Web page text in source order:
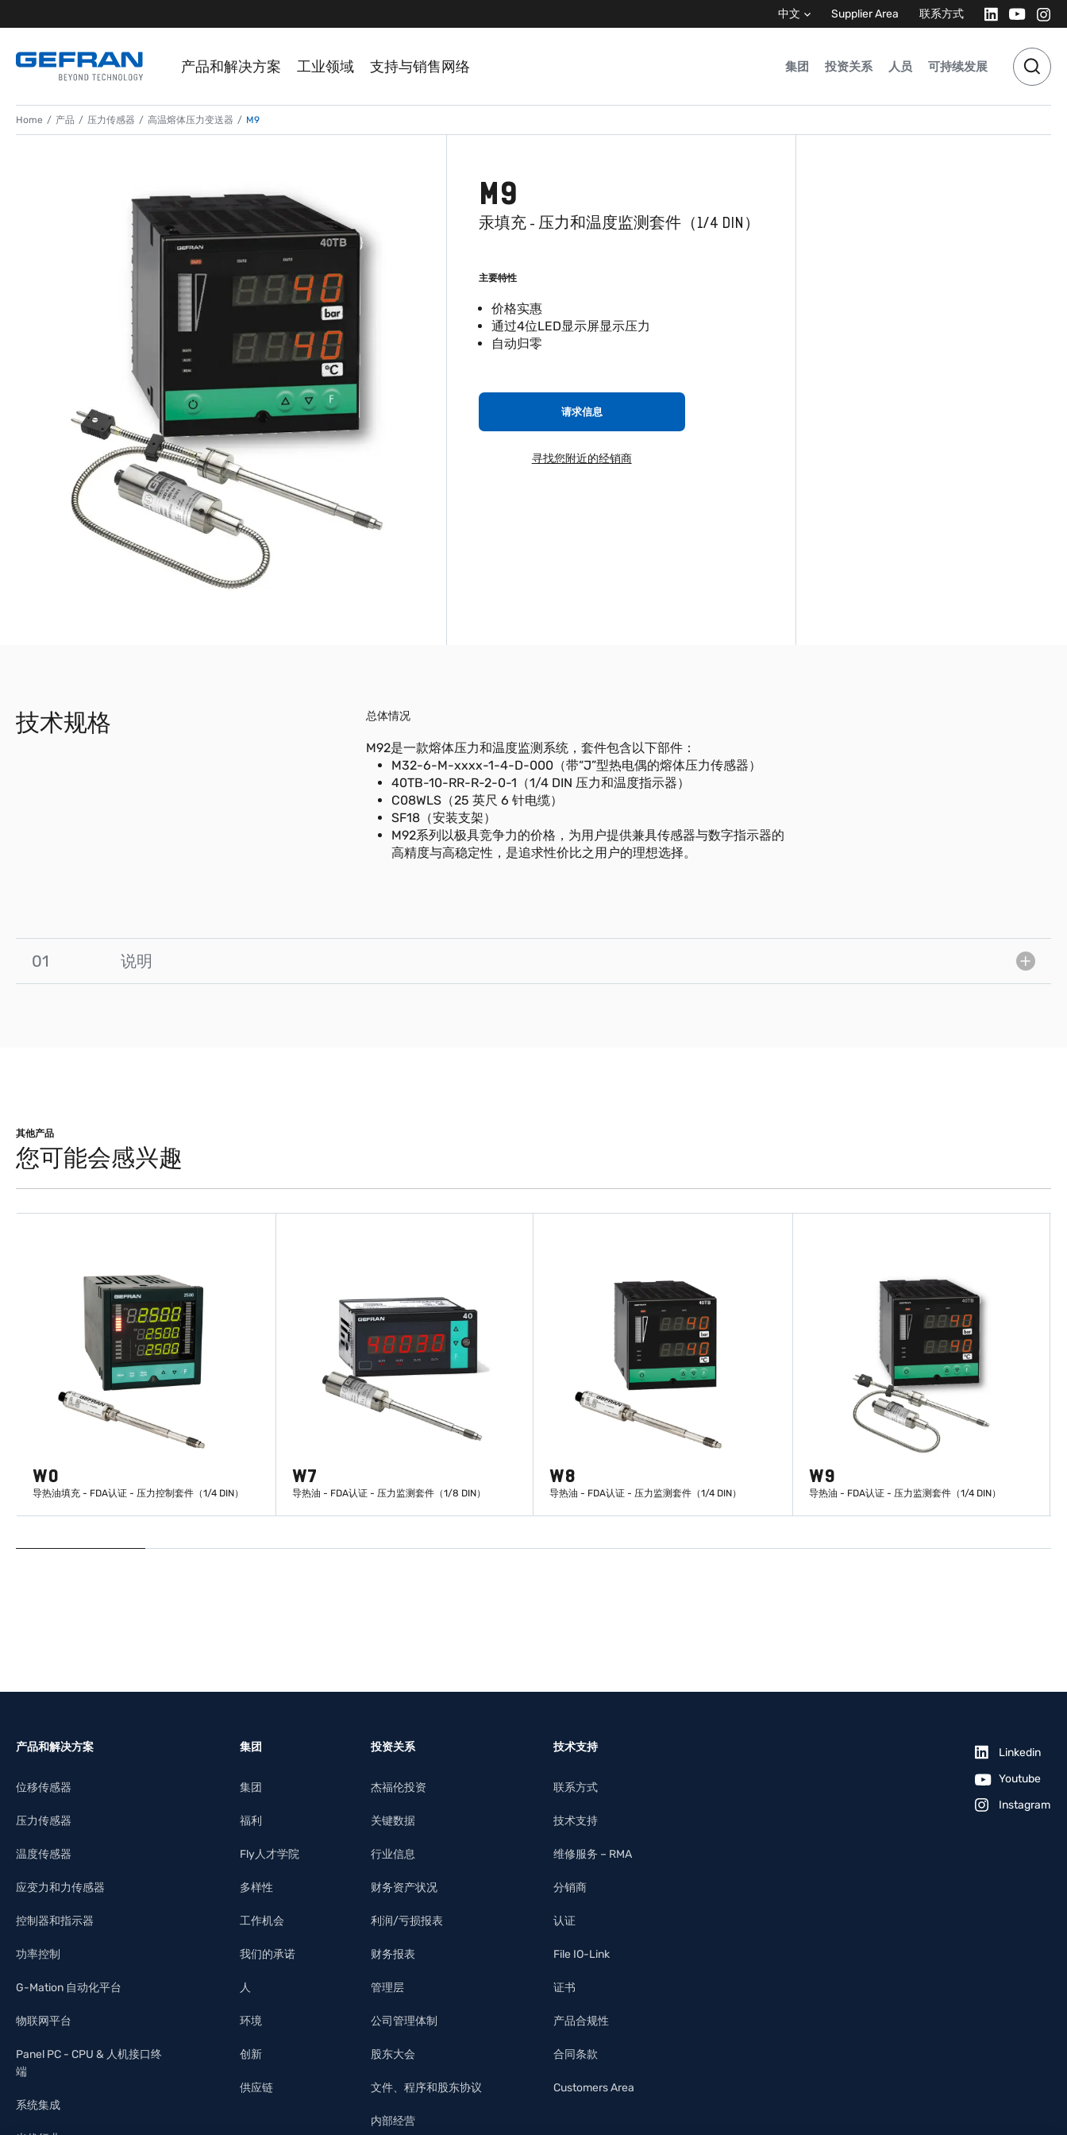
中文 Supplier Area 联系方式
产品和解决方案 工业领域 支持与销售网络 集团 投资关系 人员 可持续发展
Home 产品 压力传感器 高温熔体压力变送器 M9
M9
汞填充 - 压力和温度监测套件（1/4 DIN）
主要特性
价格实惠
通过4位LED显示屏显示压力
自动归零
请求信息
寻找您附近的经销商
技术规格 总体情况
M92是一款熔体压力和温度监测系统，套件包含以下部件：
M32-6-M-xxxx-1-4-D-000（带“J”型热电偶的熔体压力传感器）
40TB-10-RR-R-2-0-1（1/4 DIN 压力和温度指示器）
C08WLS（25 英尺 6 针电缆）
SF18（安装支架）
M92系列以极具竞争力的价格，为用户提供兼具传感器与数字指示器的
高精度与高稳定性，是追求性价比之用户的理想选择。
01 说明
其他产品
您可能会感兴趣
W0
导热油填充 - FDA认证 - 压力控制套件（1/4 DIN）
了解更多
W7
导热油 - FDA认证 - 压力监测套件（1/8 DIN）
了解更多
W8
导热油 - FDA认证 - 压力监测套件（1/4 DIN）
了解更多
W9
导热油 - FDA认证 - 压力监测套件（1/4 DIN）
了解更多
产品和解决方案
位移传感器
压力传感器
温度传感器
应变力和力传感器
控制器和指示器
功率控制
G-Mation 自动化平台
物联网平台
Panel PC - CPU & 人机接口终
端
系统集成
集团
集团
福利
Fly人才学院
多样性
工作机会
我们的承诺
人
环境
创新
供应链
投资关系
杰福伦投资
关键数据
行业信息
财务资产状况
利润/亏损报表
财务报表
管理层
公司管理体制
股东大会
文件、程序和股东协议
内部经营
技术支持
联系方式
技术支持
维修服务 – RMA
分销商
认证
File IO-Link
证书
产品合规性
合同条款
Customers Area
Linkedin
Youtube
Instagram